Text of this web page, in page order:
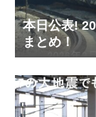
本日公表!
まとめ！